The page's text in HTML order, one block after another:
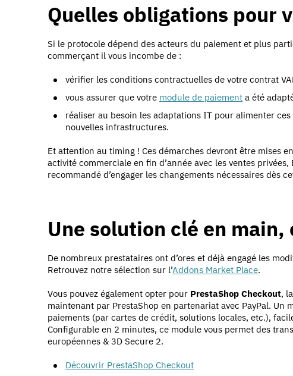
Quelles obligations pour
Si le protocole dépend des acteurs du paiement et plus
commerçant il vous incombe de :
vérifier les conditions contractuelles de votre contrat
vous assurer que votre module de paiement a été
réaliser au besoin les adaptations IT pour alimenter
nouvelles infrastructures.
Et attention au timing ! Ces démarches devront être mises
activité commerciale en fin d’année avec les ventes
recommandé d’engager les changements nécessaires dès
Une solution clé en main,
De nombreux prestataires ont d’ores et déjà engagé les
Retrouvez notre sélection sur l’Addons Market Place.
Vous pouvez également opter pour PrestaShop Checkout,
maintenant par PrestaShop en partenariat avec PayPal. Un
paiements (par cartes de crédit, solutions locales, etc.),
Configurable en 2 minutes, ce module vous permet des
européennes & 3D Secure 2.
Découvrir PrestaShop Checkout